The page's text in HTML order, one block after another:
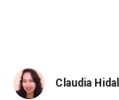
Claudia